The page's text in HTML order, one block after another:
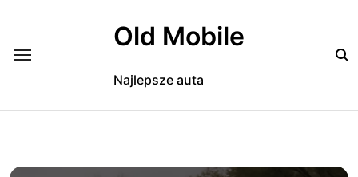
Old Mobile
Najlepsze auta